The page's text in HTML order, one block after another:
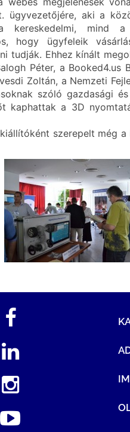
ügyvezetőjére, aki a
kereskedelmi, mind a
hogy ügyfeleik
tudják. Ehhez kínált
Péter, a
Zoltán, a Nemzeti
szóló gazdasági
a 3D
szerepelt még